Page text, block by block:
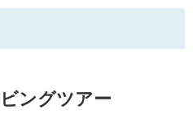
ングツアー